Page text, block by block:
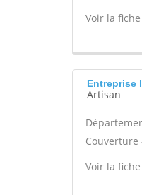
Voir la
Entreprise
Artisan
Couverture
Voir la